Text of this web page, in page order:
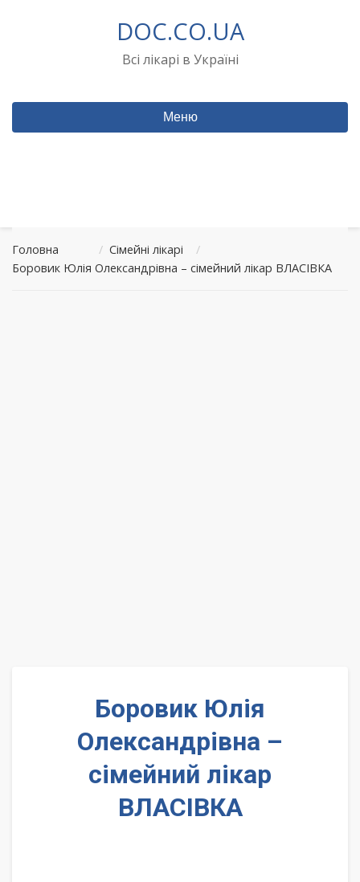
DOC.CO.UA
Всі лікарі в Україні
Меню
Головна / Сімейні лікарі
/
Боровик Юлія Олександрівна – сімейний лікар ВЛАСІВКА
Боровик Юлія
Олександрівна –
сімейний лікар
ВЛАСІВКА